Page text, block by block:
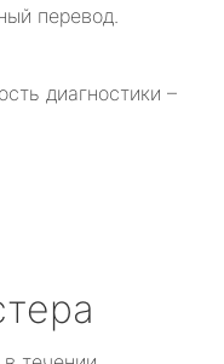
перевод.
диагностики –